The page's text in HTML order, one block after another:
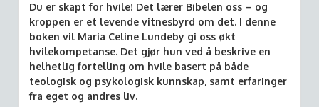
Du er skapt for hvile! Det lærer Bibelen oss – og
kroppen er et levende vitnesbyrd om det. I denne
boken vil Maria Celine Lundeby gi oss økt
hvilekompetanse. Det gjør hun ved å beskrive en
helhetlig fortelling om hvile basert på både
teologisk og psykologisk kunnskap, samt erfaringer
fra eget og andres liv.